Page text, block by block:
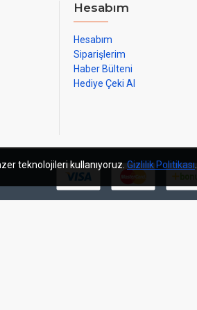
Hesabım
Hesabım
Siparişlerim
Haber Bülteni
Hediye Çeki Al
teknolojileri kullanıyoruz. Gizlilik Politikası.